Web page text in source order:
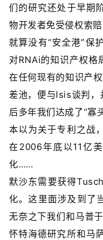
们的研究还处于早期
物开发者免受侵权索赔
就算没有“安全港”保
对RNAi的知识产权格
在任何现有的知识产
差池，便与Isis谈判，
后多年我们达成了“寡
本以为关于专利之战
在2006年底以11亿
化……
默沙东需要获得
化。这里面涉及到了
无奈之下我们和马普
怀特海德研究所和马